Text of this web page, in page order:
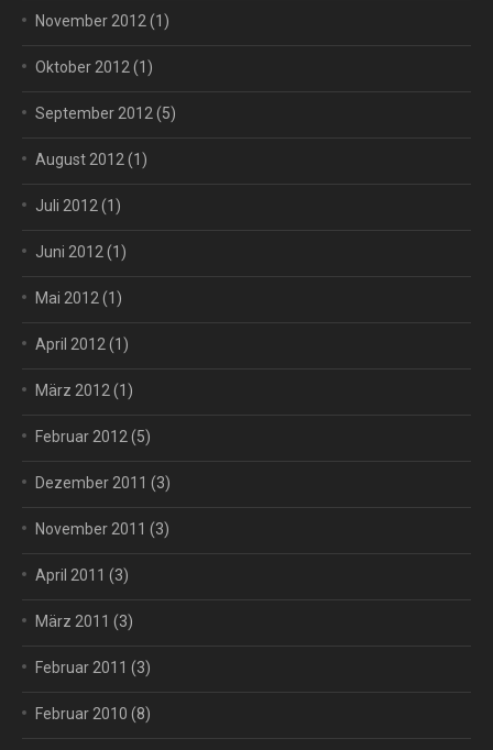
November 2012 (1)
Oktober 2012 (1)
September 2012 (5)
August 2012 (1)
Juli 2012 (1)
Juni 2012 (1)
Mai 2012 (1)
April 2012 (1)
März 2012 (1)
Februar 2012 (5)
Dezember 2011 (3)
November 2011 (3)
April 2011 (3)
März 2011 (3)
Februar 2011 (3)
Februar 2010 (8)